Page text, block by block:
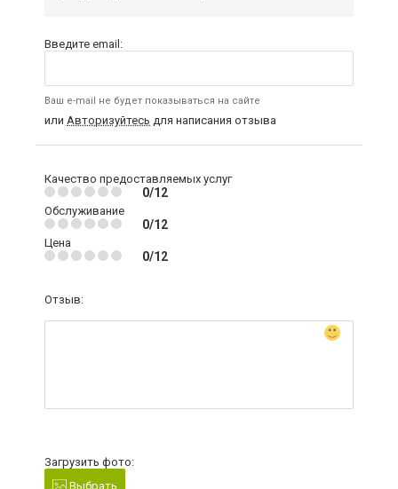
Введите email:
Ваш e-mail не будет показываться на сайте
или Авторизуйтесь для написания отзыва
Качество предоставляемых услуг
0/12
Обслуживание
0/12
Цена
0/12
Отзыв:
Загрузить фото:
Выбрать